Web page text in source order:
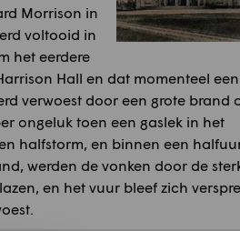
Morrison in
voltooid in
het eerdere
Hall en dat momenteel
verwoest door een grote brand
ongeluk toen een gaslek in het
halfstorm, en binnen een
werden de vonken door de
en het vuur bleef zich